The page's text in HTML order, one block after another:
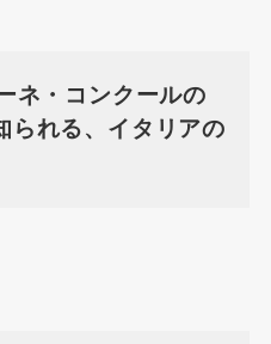
ネ・コンクールの
られる、イタリアの